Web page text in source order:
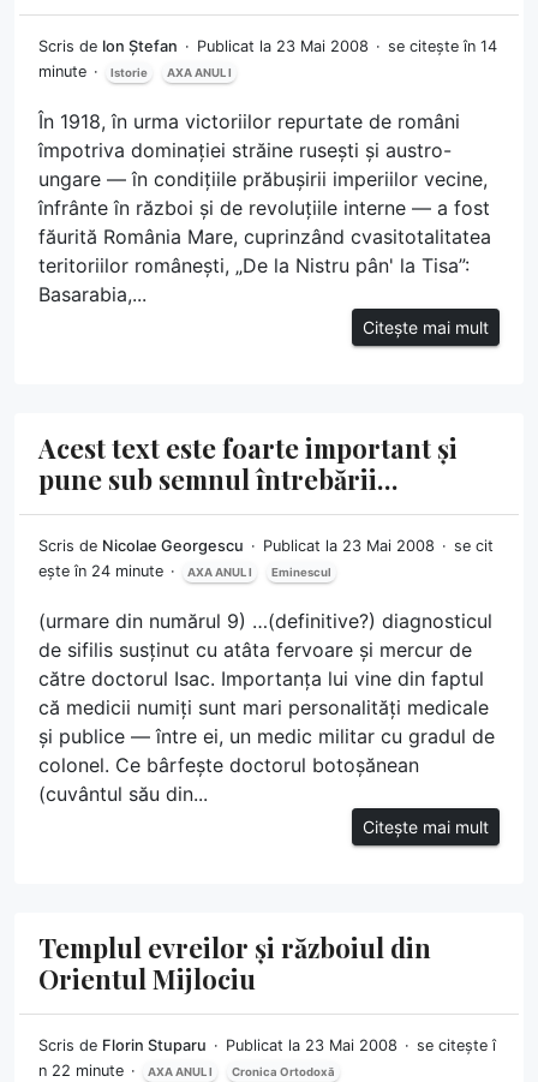
Scris de Ion Ștefan Publicat la 23 Mai 2008
se citește în 14
minute
Istorie AXA ANUL I
În 1918, în urma victoriilor repurtate de români
împotriva dominației străine rusești și austro-
ungare — în condițiile prăbușirii imperiilor vecine,
înfrânte în război și de revoluțiile interne — a fost
făurită România Mare, cuprinzând cvasitotalitatea
teritoriilor românești, „De la Nistru pân' la Tisa”:
Basarabia,...
Citește mai mult
Acest text este foarte important și
pune sub semnul întrebării…
Scris de Nicolae Georgescu Publicat la 23 Mai 2008
se cit
ește în 24 minute
AXA ANUL I Eminescul
(urmare din numărul 9) …(definitive?) diagnosticul
de sifilis susținut cu atâta fervoare și mercur de
către doctorul Isac. Importanța lui vine din faptul
că medicii numiți sunt mari personalități medicale
și publice — între ei, un medic militar cu gradul de
colonel. Ce bârfește doctorul botoșănean
(cuvântul său din...
Citește mai mult
Templul evreilor și războiul din
Orientul Mijlociu
Scris de Florin Stuparu Publicat la 23 Mai 2008
se citește î
n 22 minute
AXA ANUL I Cronica Ortodoxă